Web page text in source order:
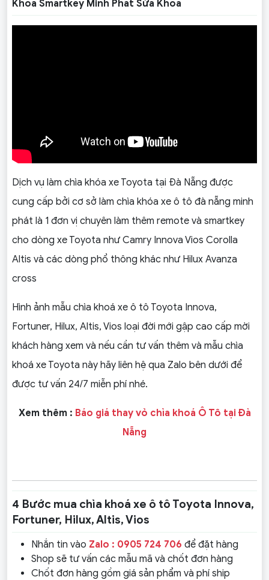
Khoa Smartkey Minh Phát Sửa Khoá
Dịch vụ làm chìa khóa xe Toyota tại Đà Nẵng được
cung cấp bởi cơ sở làm chìa khóa xe ô tô đà nẵng minh
phát là 1 đơn vị chuyên làm thêm remote và smartkey
cho dòng xe Toyota như Camry Innova Vios Corolla
Altis và các dòng phổ thông khác như Hilux Avanza
cross
Hình ảnh mẫu chìa khoá xe ô tô Toyota Innova,
Fortuner, Hilux, Altis, Vios loại đời mới gập cao cấp mời
khách hàng xem và nếu cần tư vấn thêm và mẫu chìa
khoá xe Toyota này hãy liên hệ qua Zalo bên dưới để
được tư vấn 24/7 miễn phí nhé.
Xem thêm : Báo giá thay vỏ chìa khoá Ô Tô tại Đà
Nẵng
4 Bước mua chìa khoá xe ô tô Toyota Innova,
Fortuner, Hilux, Altis, Vios
Nhắn tin vào Zalo : 0905 724 706 để đặt hàng
Shop sẽ tư vấn các mẫu mã và chốt đơn hàng
Chốt đơn hàng gồm giá sản phẩm và phí ship